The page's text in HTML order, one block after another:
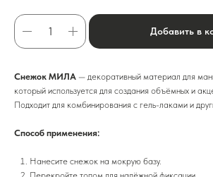
Добавить в
Снежок МИЛА — декоративный материал для
который используется для создания объёмных и
Подходит для комбинирования с гель-лаками и
Способ применения:
Нанесите снежок на мокрую базу.